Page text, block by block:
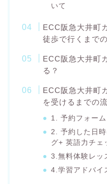
いて
ECC阪急大井町
徒歩で行くまで
ECC阪急大井町
る？
ECC阪急大井町
を受けるまでの
1. 予約フォー
2. 予約した日
グ+ 英語力チェ
3.無料体験レッ
4.学習アドバイ